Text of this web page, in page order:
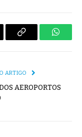
Copiar
ARTIGO
AEROPORTOS